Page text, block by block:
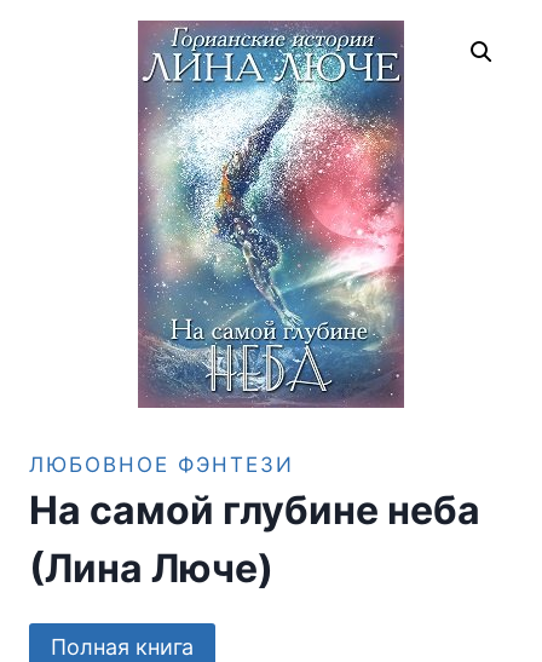
ЛЮБОВНОЕ ФЭНТЕЗИ
На самой глубине неба
(Лина Люче)
Полная книга